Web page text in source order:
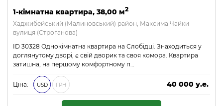
1-кімнатна квартира, 38,00 м2
Хаджибейський (Малиновський) район, Максима Чайки
вулиця (Строганова)
ID 30328 Однокімнатна квартира на Слобідці. Знаходиться у
доглянутому дворі, є свій дворик та своя комора. Квартира
затишна, на першому комфортному п…
Ціна: USD ГРН
40 000 у.е.
1 720 000 ₴